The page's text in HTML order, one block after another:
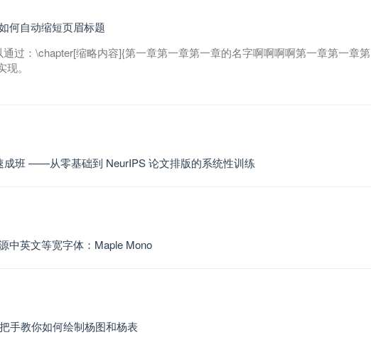
何自动缩短页眉标题
过：\chapter[缩略内容]{第一章第一章第一章的名字啊啊啊啊第一章第一章第
。
成班 ——从零基础到 NeurIPS 论文排版的系统性训练
中英文等宽字体：Maple Mono
手教你如何绘制杨图和杨表